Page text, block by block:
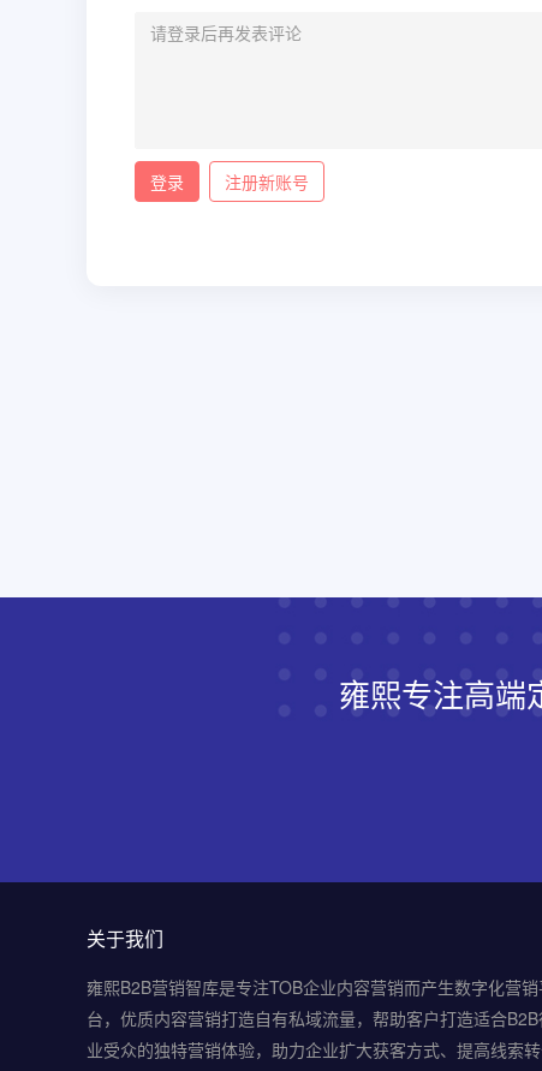
登录 注册新账号
雍熙专注高端
关于我们
雍熙B2B营销智库是专注TOB企业内容营销而产生数字化营
台，优质内容营销打造自有私域流量，帮助客户打造适合
业受众的独特营销体验，助力企业扩大获客方式、提高线索